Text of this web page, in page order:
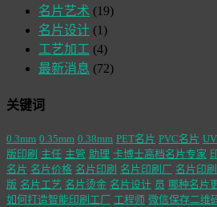
名片艺术 (19)
名片设计 (1)
工艺加工 (4)
最新消息 (72)
关键词
0.3mm 0.35mm 0.38mm PET名片 PVC名片 UV
版印刷 主任 主管 助理 卡博士高档名片专家
名片 名片价格 名片印刷 名片印刷厂 名片印
版 名片工艺 名片烫金 名片设计 员 哪种名片
如何打造智能印刷工厂 工程师 微信保存二维